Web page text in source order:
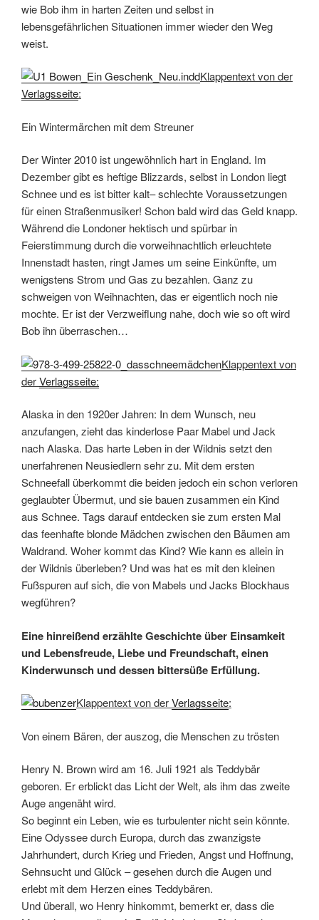
wie Bob ihm in harten Zeiten und selbst in
lebensgefährlichen Situationen immer wieder den Weg
weist.
Klappentext von der
Verlagsseite:
Ein Wintermärchen mit dem Streuner
Der Winter 2010 ist ungewöhnlich hart in England. Im
Dezember gibt es heftige Blizzards, selbst in London liegt
Schnee und es ist bitter kalt– schlechte Voraussetzungen
für einen Straßenmusiker! Schon bald wird das Geld knapp.
Während die Londoner hektisch und spürbar in
Feierstimmung durch die vorweihnachtlich erleuchtete
Innenstadt hasten, ringt James um seine Einkünfte, um
wenigstens Strom und Gas zu bezahlen. Ganz zu
schweigen von Weihnachten, das er eigentlich noch nie
mochte. Er ist der Verzweiflung nahe, doch wie so oft wird
Bob ihn überraschen…
Klappentext von
derVerlagsseite:
Alaska in den 1920er Jahren: In dem Wunsch, neu
anzufangen, zieht das kinderlose Paar Mabel und Jack
nach Alaska. Das harte Leben in der Wildnis setzt den
unerfahrenen Neusiedlern sehr zu. Mit dem ersten
Schneefall überkommt die beiden jedoch ein schon verloren
geglaubter Übermut, und sie bauen zusammen ein Kind
aus Schnee. Tags darauf entdecken sie zum ersten Mal
das feenhafte blonde Mädchen zwischen den Bäumen am
Waldrand. Woher kommt das Kind? Wie kann es allein in
der Wildnis überleben? Und was hat es mit den kleinen
Fußspuren auf sich, die von Mabels und Jacks Blockhaus
wegführen?
Eine hinreißend erzählte Geschichte über Einsamkeit
und Lebensfreude, Liebe und Freundschaft, einen
Kinderwunsch und dessen bittersüße Erfüllung.
Klappentext von derVerlagsseite:
Von einem Bären, der auszog, die Menschen zu trösten
Henry N. Brown wird am 16. Juli 1921 als Teddybär
geboren. Er erblickt das Licht der Welt, als ihm das zweite
Auge angenäht wird.
So beginnt ein Leben, wie es turbulenter nicht sein könnte.
Eine Odyssee durch Europa, durch das zwanzigste
Jahrhundert, durch Krieg und Frieden, Angst und Hoffnung,
Sehnsucht und Glück – gesehen durch die Augen und
erlebt mit dem Herzen eines Teddybären.
Und überall, wo Henry hinkommt, bemerkt er, dass die